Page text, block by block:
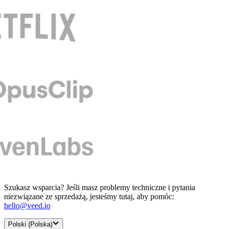
Szukasz wsparcia? Jeśli masz problemy techniczne i pytania
niezwiązane ze sprzedażą, jesteśmy tutaj, aby pomóc:
hello@veed.io
Polski (Polska)